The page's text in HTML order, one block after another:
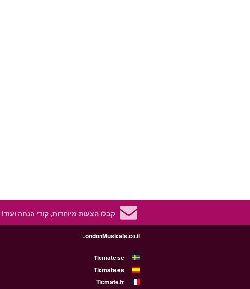
קבלו הצעות מיוחדות, קודי הנחה ועוד!
LondonMusicals.co.il
Ticmate.se
Ticmate.es
Ticmate.fr